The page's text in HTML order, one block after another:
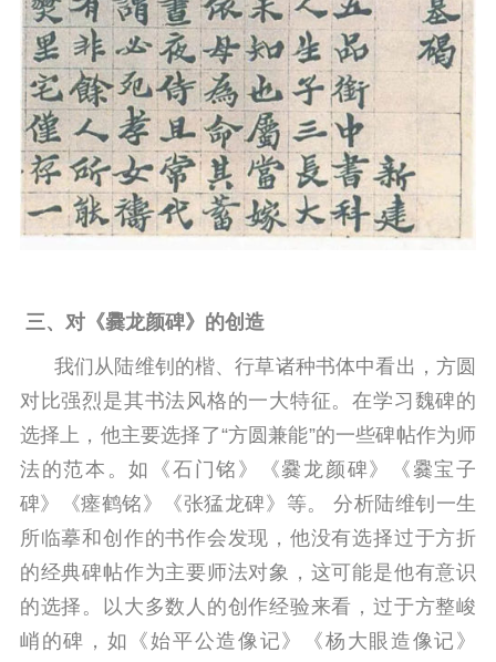
三、对《爨龙颜碑》的创造
我们从陆维钊的楷、行草诸种书体中看出，方圆
对比强烈是其书法风格的一大特征。在学习魏碑的
选择上，他主要选择了“方圆兼能”的一些碑帖作为师
法的范本。如《石门铭》《爨龙颜碑》《爨宝子
碑》《瘗鹤铭》《张猛龙碑》等。 分析陆维钊一生
所临摹和创作的书作会发现，他没有选择过于方折
的经典碑帖作为主要师法对象，这可能是他有意识
的选择。以大多数人的创作经验来看，过于方整峻
峭的碑，如《始平公造像记》《杨大眼造像记》